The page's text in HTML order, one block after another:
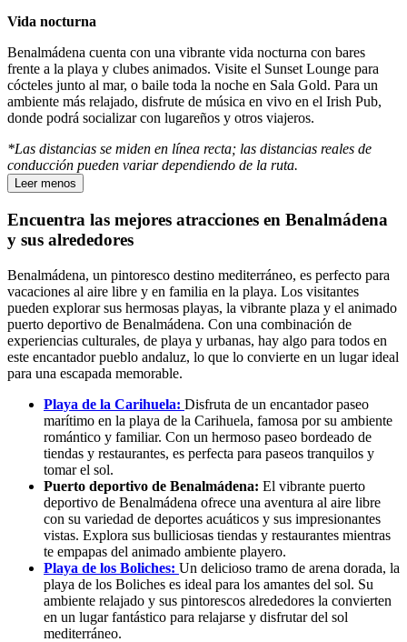
Vida nocturna
Benalmádena cuenta con una vibrante vida nocturna con bares
frente a la playa y clubes animados. Visite el Sunset Lounge para
cócteles junto al mar, o baile toda la noche en Sala Gold. Para un
ambiente más relajado, disfrute de música en vivo en el Irish Pub,
donde podrá socializar con lugareños y otros viajeros.
*Las distancias se miden en línea recta; las distancias reales de
conducción pueden variar dependiendo de la ruta.
Leer menos
Encuentra las mejores atracciones en Benalmádena
y sus alrededores
Benalmádena, un pintoresco destino mediterráneo, es perfecto para
vacaciones al aire libre y en familia en la playa. Los visitantes
pueden explorar sus hermosas playas, la vibrante plaza y el animado
puerto deportivo de Benalmádena. Con una combinación de
experiencias culturales, de playa y urbanas, hay algo para todos en
este encantador pueblo andaluz, lo que lo convierte en un lugar ideal
para una escapada memorable.
Playa de la Carihuela: Disfruta de un encantador paseo
marítimo en la playa de la Carihuela, famosa por su ambiente
romántico y familiar. Con un hermoso paseo bordeado de
tiendas y restaurantes, es perfecta para paseos tranquilos y
tomar el sol.
Puerto deportivo de Benalmádena: El vibrante puerto
deportivo de Benalmádena ofrece una aventura al aire libre
con su variedad de deportes acuáticos y sus impresionantes
vistas. Explora sus bulliciosas tiendas y restaurantes mientras
te empapas del animado ambiente playero.
Playa de los Boliches: Un delicioso tramo de arena dorada, la
playa de los Boliches es ideal para los amantes del sol. Su
ambiente relajado y sus pintorescos alrededores la convierten
en un lugar fantástico para relajarse y disfrutar del sol
mediterráneo.